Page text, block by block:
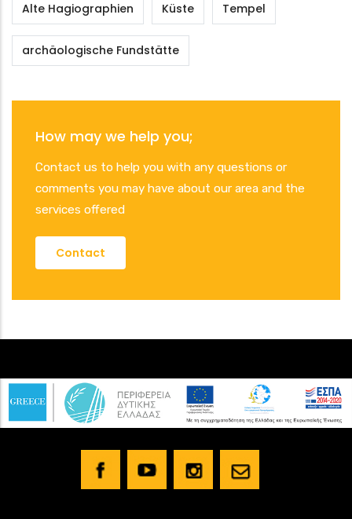
Alte Hagiographien Küste Tempel
archäologische Fundstätte
How may we help you;
Contact us to help you with any questions or
comments you may have about our area and the
services offered
Contact